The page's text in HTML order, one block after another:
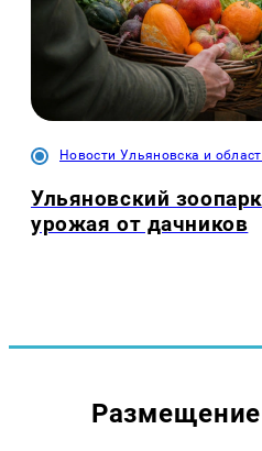
Новости Ульяновска и
Ульяновский
урожая от дачников